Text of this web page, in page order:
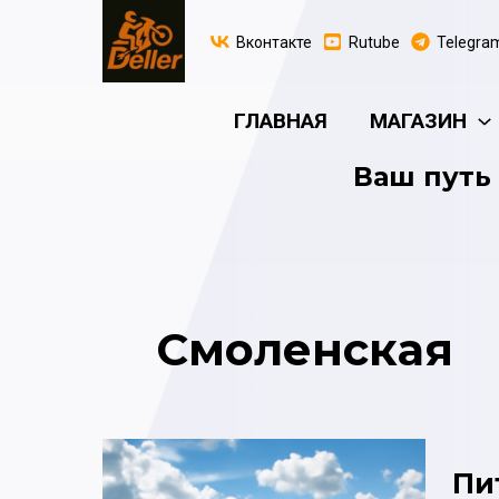
содержимому
Вконтакте Rutube
ГЛАВНАЯ МАГАЗИН
Ваш путь
Смоленская